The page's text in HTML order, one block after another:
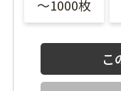
〜1000枚